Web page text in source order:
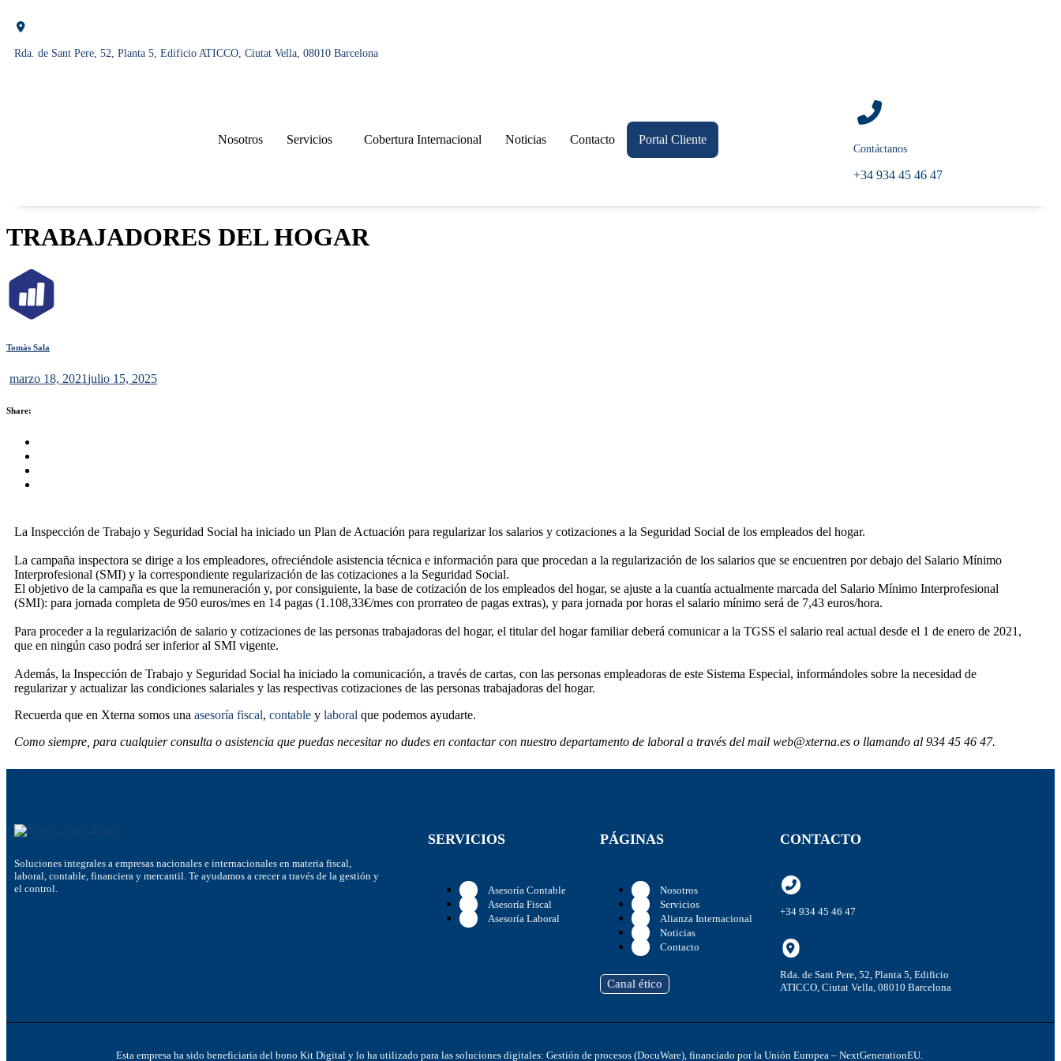
Rda. de Sant Pere, 52, Planta 5, Edificio ATICCO, Ciutat Vella, 08010 Barcelona
Nosotros Servicios Cobertura Internacional Noticias Contacto Portal Cliente
Contáctanos
+34 934 45 46 47
TRABAJADORES DEL HOGAR
Tomàs Sala
marzo 18, 2021julio 15, 2025
Share:
La Inspección de Trabajo y Seguridad Social ha iniciado un Plan de Actuación para regularizar los salarios y cotizaciones a la Seguridad Social de los empleados del hogar.
La campaña inspectora se dirige a los empleadores, ofreciéndole asistencia técnica e información para que procedan a la regularización de los salarios que se encuentren por debajo del Salario Mínimo
Interprofesional (SMI) y la correspondiente regularización de las cotizaciones a la Seguridad Social.
El objetivo de la campaña es que la remuneración y, por consiguiente, la base de cotización de los empleados del hogar, se ajuste a la cuantía actualmente marcada del Salario Mínimo Interprofesional
(SMI): para jornada completa de 950 euros/mes en 14 pagas (1.108,33€/mes con prorrateo de pagas extras), y para jornada por horas el salario mínimo será de 7,43 euros/hora.
Para proceder a la regularización de salario y cotizaciones de las personas trabajadoras del hogar, el titular del hogar familiar deberá comunicar a la TGSS el salario real actual desde el 1 de enero de 2021,
que en ningún caso podrá ser inferior al SMI vigente.
Además, la Inspección de Trabajo y Seguridad Social ha iniciado la comunicación, a través de cartas, con las personas empleadoras de este Sistema Especial, informándoles sobre la necesidad de
regularizar y actualizar las condiciones salariales y las respectivas cotizaciones de las personas trabajadoras del hogar.
Recuerda que en Xterna somos una asesoría fiscal, contable y laboral que podemos ayudarte.
Como siempre, para cualquier consulta o asistencia que puedas necesitar no dudes en contactar con nuestro departamento de laboral a través del mail web@xterna.es o llamando al 934 45 46 47.
Soluciones integrales a empresas nacionales e internacionales en materia fiscal,
laboral, contable, financiera y mercantil. Te ayudamos a crecer a través de la gestión y
el control.
SERVICIOS
Asesoría Contable
Asesoría Fiscal
Asesoría Laboral
PÁGINAS
Nosotros
Servicios
Alianza Internacional
Noticias
Contacto
Canal ético
CONTACTO
+34 934 45 46 47
Rda. de Sant Pere, 52, Planta 5, Edificio
ATICCO, Ciutat Vella, 08010 Barcelona
Esta empresa ha sido beneficiaria del bono Kit Digital y lo ha utilizado para las soluciones digitales: Gestión de procesos (DocuWare), financiado por la Unión Europea – NextGenerationEU.